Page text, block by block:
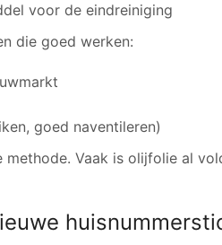
voor de eindreiniging
die goed werken:
goed naventileren)
methode. Vaak is olijfolie al